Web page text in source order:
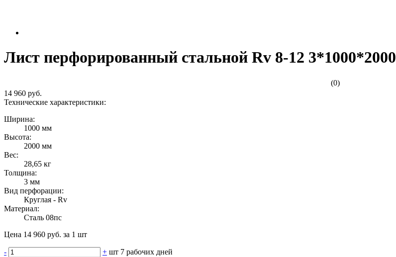
Лист перфорированный стальной Rv 8-12 3*1000*2000
(0)
14 960 руб.
Технические характеристики:
Ширина:
1000 мм
Высота:
2000 мм
Вес:
28,65 кг
Толщина:
3 мм
Вид перфорации:
Круглая - Rv
Материал:
Сталь 08пс
Цена 14 960 руб. за 1 шт
- + шт 7 рабочих дней